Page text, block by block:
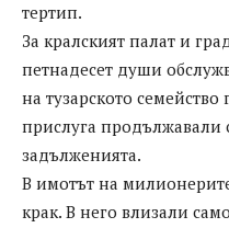
тертип.
За кралският палат и
петнадесет души
на тузарското
прислуга продължавали
задълженията.
В имотът на
крак. В него влизали